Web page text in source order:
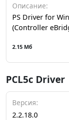
Описание:
PS Driver for
(Controller
2.15 Мб
PCL5c Driver
Версия:
2.2.18.0